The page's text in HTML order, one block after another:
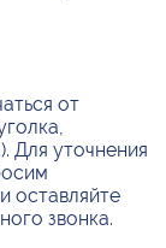
от
Для уточнения
оставляйте
звонка.